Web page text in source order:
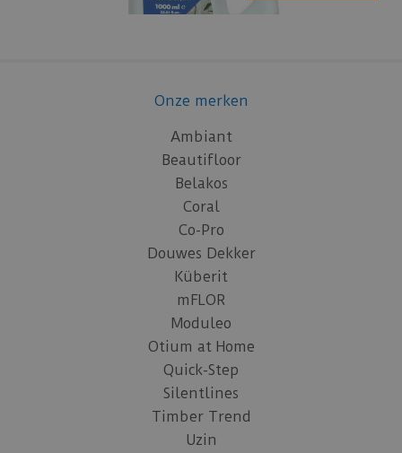
Onze merken
Ambiant
Beautifloor
Belakos
Coral
Co-Pro
Douwes Dekker
Küberit
mFLOR
Moduleo
Otium at Home
Quick-Step
Silentlines
Timber Trend
Uzin